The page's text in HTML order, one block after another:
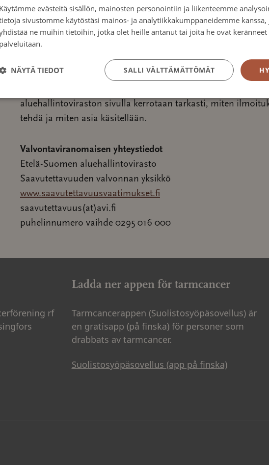
Täytäntöönpanomenettely
Jos huomaat sivustolla saavutettavuusongelmia, anna ensin
meille eli sivuston ylläpitäjälle. Vastauksessa voi mennä 14
ole tyytyväinen saamaasi vastaukseen tai et saa vastausta
kahden viikon aikana, voit tehdä ilmoituksen Etelä-Suomen
aluehallintoviraston sivulla kerrotaan tarkasti, miten
tehdä ja miten asia käsitellään.
Valvontaviranomaisen yhteystiedot
Etelä-Suomen aluehallintovirasto
Saavutettavuuden valvonnan yksikkö
www.saavutettavuusvaatimukset.fi
saavutettavuus(at)avi.fi
puhelinnumero vaihde 0295 016 000
rf
Ladda ner appen för tarmcancer
Tarmcancerappen (Suolistosyöpäsovellus) är
en gratisapp (på finska) för personer som
drabbats av tarmcancer.
Suolistosyöpäsovellus (app på finska)
Käytämme evästeitä sisällön, mainosten personointiin ja liikenteemme
sivustomme käytöstäsi mainos- ja analytiikkakumppaneidemme
ne muihin tietoihin, jotka olet heille antanut tai joita he ovat keränneet
palveluitaan.
SALLI VÄLTTÄMÄTTÖMÄT
NÄYTÄ TIEDOT